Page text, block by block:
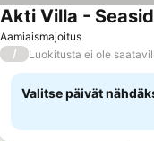
Aamiaismajoitus
Akti Villa -
/ Luokitusta ei ole
Valitse päivät